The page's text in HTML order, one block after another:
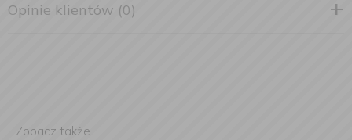
Opinie klientów (0)
Zobacz także